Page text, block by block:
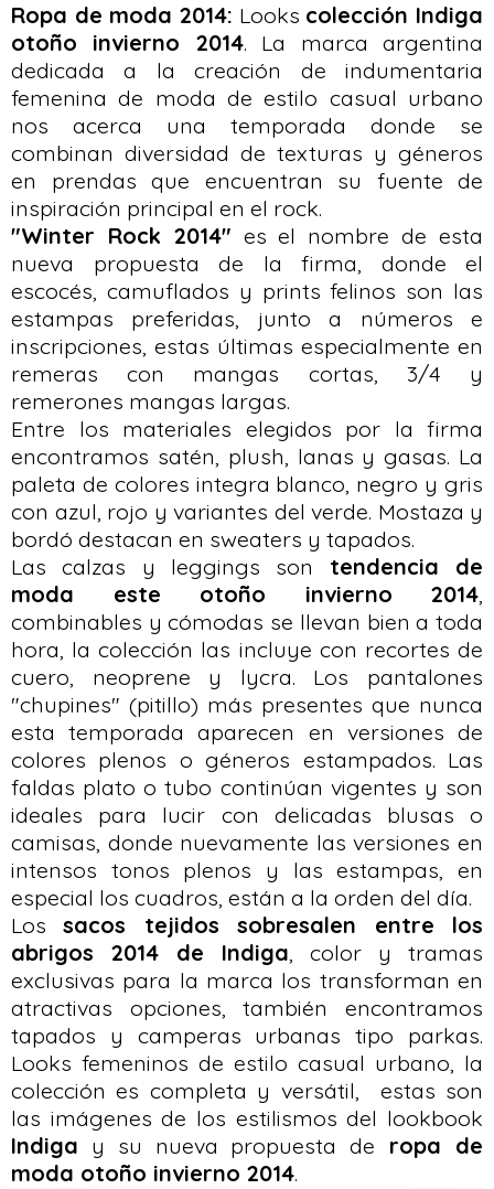
Ropa de moda 2014: Looks colección Indiga
otoño invierno 2014. La marca argentina
dedicada a la creación de indumentaria
femenina de moda de estilo casual urbano
nos acerca una temporada donde se
combinan diversidad de texturas y géneros
en prendas que encuentran su fuente de
inspiración principal en el rock.
"Winter Rock 2014" es el nombre de esta
nueva propuesta de la firma, donde el
escocés, camuflados y prints felinos son las
estampas preferidas, junto a números e
inscripciones, estas últimas especialmente en
remeras con mangas cortas, 3/4 y
remerones mangas largas.
Entre los materiales elegidos por la firma
encontramos satén, plush, lanas y gasas. La
paleta de colores integra blanco, negro y gris
con azul, rojo y variantes del verde. Mostaza y
bordó destacan en sweaters y tapados.
Las calzas y leggings son tendencia de
moda este otoño invierno 2014,
combinables y cómodas se llevan bien a toda
hora, la colección las incluye con recortes de
cuero, neoprene y lycra. Los pantalones
"chupines" (pitillo) más presentes que nunca
esta temporada aparecen en versiones de
colores plenos o géneros estampados. Las
faldas plato o tubo continúan vigentes y son
ideales para lucir con delicadas blusas o
camisas, donde nuevamente las versiones en
intensos tonos plenos y las estampas, en
especial los cuadros, están a la orden del día.
Lossacos tejidos sobresalen entre los
abrigos 2014 de Indiga, color y tramas
exclusivas para la marca los transforman en
atractivas opciones, también encontramos
tapados y camperas urbanas tipo parkas.
Looks femeninos de estilo casual urbano, la
colección es completa y versátil, estas son
las imágenes de los estilismos del lookbook
Indiga y su nueva propuesta de ropa de
moda otoño invierno 2014.